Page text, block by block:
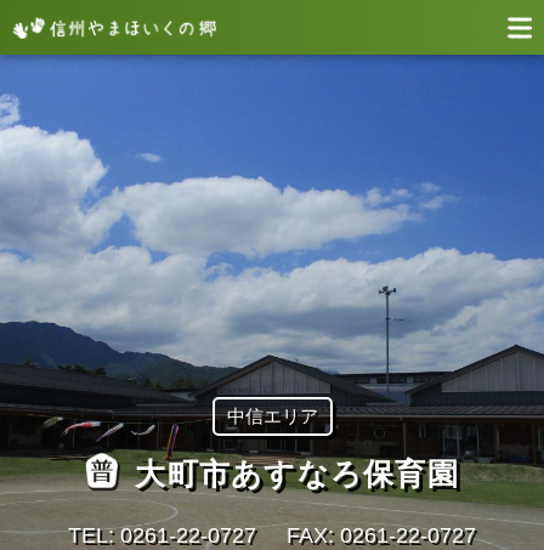
中信エリア
大町市あすなろ保育園
TEL: 0261‐22‐0727 FAX: 0261‐22‐0727